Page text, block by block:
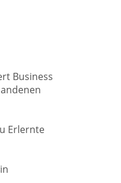
Business
Erlernte